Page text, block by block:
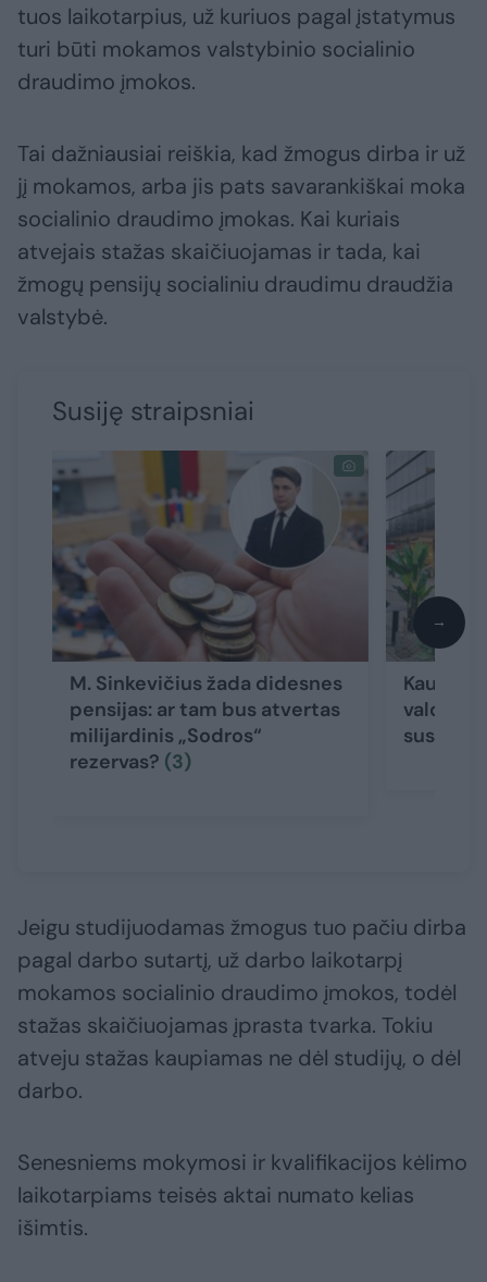
tuos laikotarpius, už kuriuos pagal įstatymus
turi būti mokamos valstybinio socialinio
draudimo įmokos.
Tai dažniausiai reiškia, kad žmogus dirba ir už
jį mokamos, arba jis pats savarankiškai moka
socialinio draudimo įmokas. Kai kuriais
atvejais stažas skaičiuojamas ir tada, kai
žmogų pensijų socialiniu draudimu draudžia
valstybė.
Susiję straipsniai
M. Sinkevičius žada didesnes
pensijas: ar tam bus atvertas
milijardinis „Sodros“
rezervas? (3)
Kauno
→
Jeigu studijuodamas žmogus tuo pačiu dirba
pagal darbo sutartį, už darbo laikotarpį
mokamos socialinio draudimo įmokos, todėl
stažas skaičiuojamas įprasta tvarka. Tokiu
atveju stažas kaupiamas ne dėl studijų, o dėl
darbo.
Senesniems mokymosi ir kvalifikacijos kėlimo
laikotarpiams teisės aktai numato kelias
išimtis.